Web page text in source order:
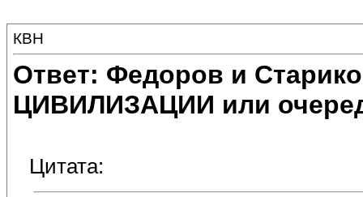
КВН
Ответ: Федоров и
ЦИВИЛИЗАЦИИ или
Цитата: